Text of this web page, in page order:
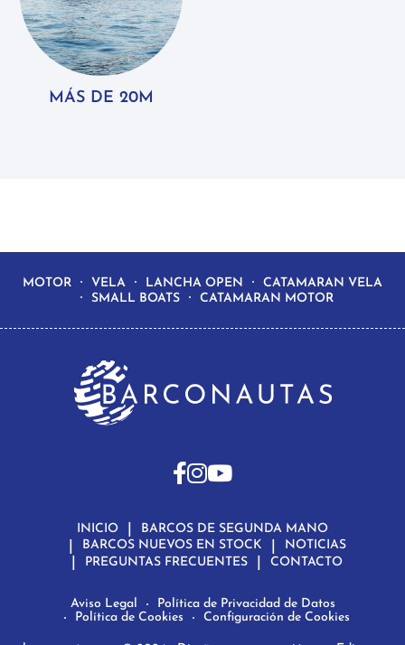
MÁS DE 20M
MOTOR VELA LANCHA OPEN
CATAMARAN VELA
SMALL BOATS
CATAMARAN MOTOR
INICIO
BARCOS DE SEGUNDA MANO
BARCOS NUEVOS EN STOCK
NOTICIAS
PREGUNTAS FRECUENTES
CONTACTO
Aviso Legal
Política de Privacidad de Datos
Política de Cookies
Configuración de Cookies